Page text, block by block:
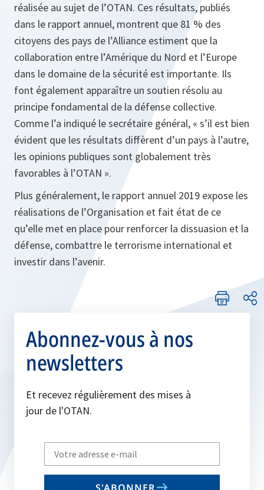
réalisée au sujet de l’OTAN. Ces résultats, publiés
dans le rapport annuel, montrent que 81 % des
citoyens des pays de l’Alliance estiment que la
collaboration entre l’Amérique du Nord et l’Europe
dans le domaine de la sécurité est importante. Ils
font également apparaître un soutien résolu au
principe fondamental de la défense collective.
Comme l’a indiqué le secrétaire général, « s’il est bien
évident que les résultats diffèrent d’un pays à l’autre,
les opinions publiques sont globalement très
favorables à l’OTAN ».
Plus généralement, le rapport annuel 2019 expose les
réalisations de l’Organisation et fait état de ce
qu’elle met en place pour renforcer la dissuasion et la
défense, combattre le terrorisme international et
investir dans l’avenir.
Abonnez-vous à nos
newsletters
Et recevez régulièrement des mises à
jour de l'OTAN.
Write
your
email